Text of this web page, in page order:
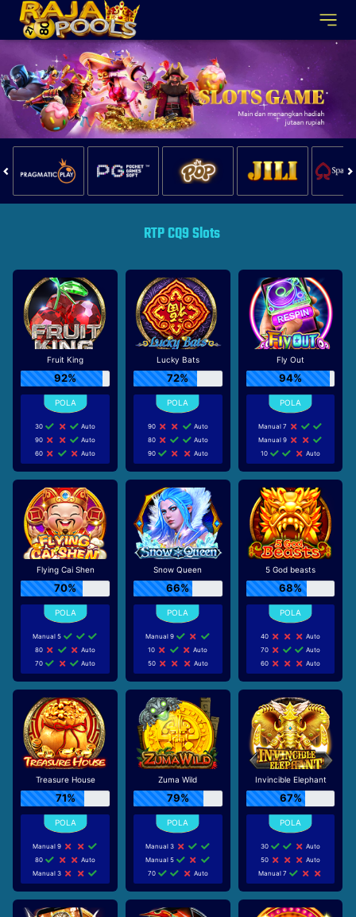
RTP CQ9 Slots
Fruit King
92%
30
Auto
90
Auto
60
Auto
Lucky Bats
72%
90
Auto
80
Auto
90
Auto
Fly Out
94%
Manual 7
Manual 9
10
Auto
Flying Cai Shen
70%
Manual 5
80
Auto
70
Auto
Snow Queen
66%
Manual 9
10
Auto
50
Auto
5 God beasts
68%
40
Auto
70
Auto
60
Auto
Treasure House
71%
Manual 9
80
Auto
Manual 3
Zuma Wild
79%
Manual 3
Manual 5
70
Auto
Invincible Elephant
67%
30
Auto
50
Auto
Manual 7